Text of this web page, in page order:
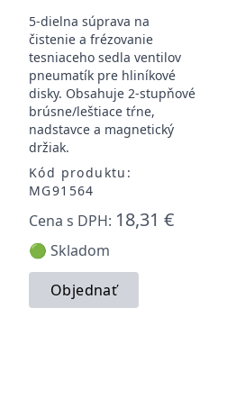
5-dielna súprava na
čistenie a frézovanie
tesniaceho sedla ventilov
pneumatík pre hliníkové
disky. Obsahuje 2-stupňové
brúsne/leštiace tŕne,
nadstavce a magnetický
držiak.
Kód produktu:
MG91564
Cena s DPH: 18,31 €
🟢 Skladom
Objednať